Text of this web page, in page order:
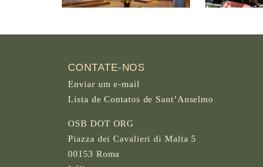
CONTATE-NOS
Enviar um e-mail
Lista de Contatos de Sant’Anselmo
OSB DOT ORG
Piazza dei Cavalieri di Malta 5
00153 Roma